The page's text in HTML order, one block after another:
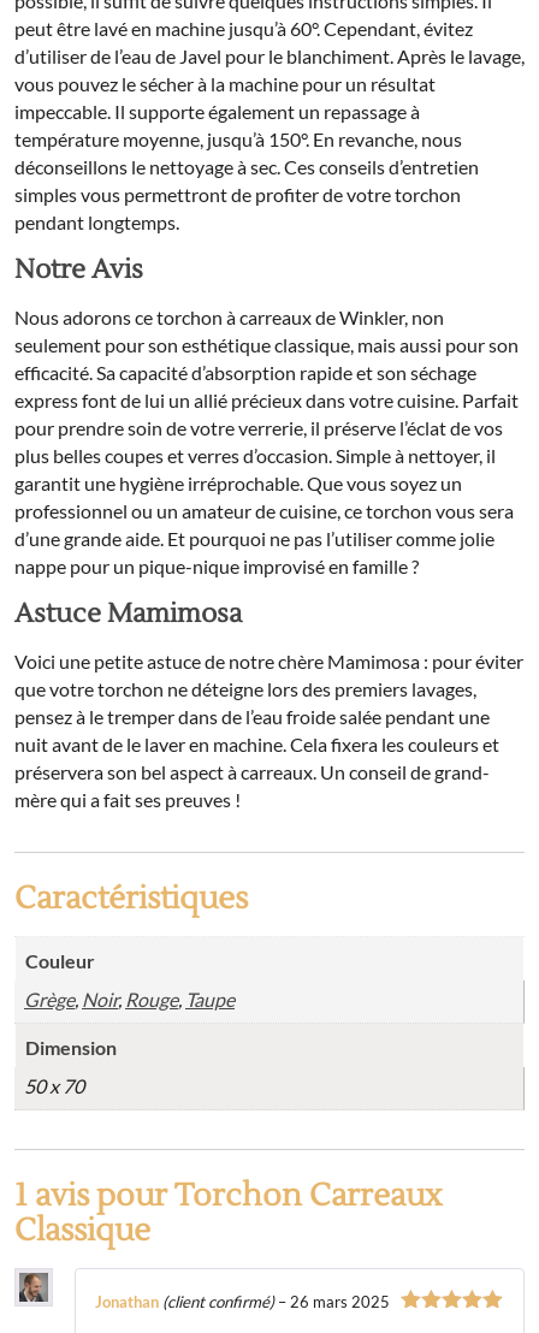
peut être lavé en machine jusqu’à 60°. Cependant, évitez
d’utiliser de l’eau de Javel pour le blanchiment. Après le lavage,
vous pouvez le sécher à la machine pour un résultat
impeccable. Il supporte également un repassage à
température moyenne, jusqu’à 150°. En revanche, nous
déconseillons le nettoyage à sec. Ces conseils d’entretien
simples vous permettront de profiter de votre torchon
pendant longtemps.
Notre Avis
Nous adorons ce torchon à carreaux de Winkler, non
seulement pour son esthétique classique, mais aussi pour son
efficacité. Sa capacité d’absorption rapide et son séchage
express font de lui un allié précieux dans votre cuisine. Parfait
pour prendre soin de votre verrerie, il préserve l’éclat de vos
plus belles coupes et verres d’occasion. Simple à nettoyer, il
garantit une hygiène irréprochable. Que vous soyez un
professionnel ou un amateur de cuisine, ce torchon vous sera
d’une grande aide. Et pourquoi ne pas l’utiliser comme jolie
nappe pour un pique-nique improvisé en famille ?
Astuce Mamimosa
Voici une petite astuce de notre chère Mamimosa : pour éviter
que votre torchon ne déteigne lors des premiers lavages,
pensez à le tremper dans de l’eau froide salée pendant une
nuit avant de le laver en machine. Cela fixera les couleurs et
préservera son bel aspect à carreaux. Un conseil de grand-
mère qui a fait ses preuves !
Caractéristiques
Couleur
Grège, Noir, Rouge, Taupe
Dimension
50 x 70
1 avis pourTorchon Carreaux
Classique
Jonathan (client confirmé) – 26 mars 2025